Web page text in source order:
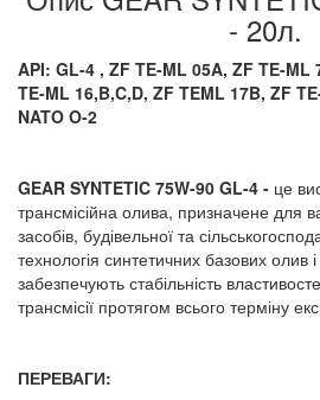
- 20л.
API: GL-4 , ZF TE-ML 05A, ZF TE-ML
TE-ML 16,B,C,D, ZF TEML 17B, ZF
NATO O-2
GEAR SYNTETIC 75W-90 GL-4 - це
трансмісійна олива, призначене для
засобів, будівельної та
технологія синтетичних базових олив
забезпечують стабільність
трансмісії протягом всього терміну
ПЕРЕВАГИ: